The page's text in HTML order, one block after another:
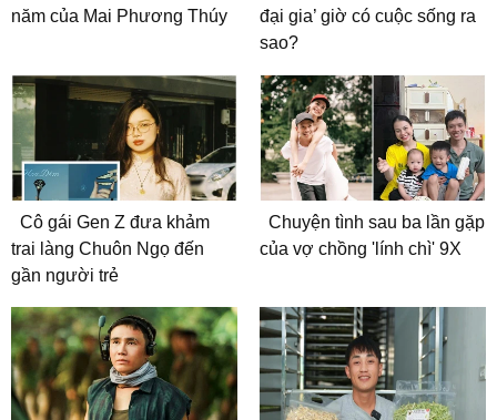
năm của Mai Phương Thúy
đại gia’ giờ có cuộc sống ra
sao?
Cô gái Gen Z đưa khảm
trai làng Chuôn Ngọ đến
gần người trẻ
Chuyện tình sau ba lần gặp
của vợ chồng 'lính chì' 9X